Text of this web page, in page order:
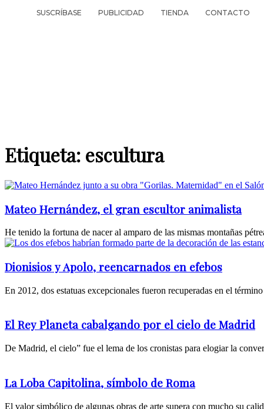
SUSCRÍBASE PUBLICIDAD TIENDA CONTACTO
Etiqueta: escultura
Mateo Hernández, el gran escultor animalista
He tenido la fortuna de nacer al amparo de las mismas montañas
Dionisios y Apolo, reencarnados en efebos
En 2012, dos estatuas excepcionales fueron recuperadas en el
El Rey Planeta cabalgando por el cielo de Madrid
De Madrid, el cielo” fue el lema de los cronistas para elogiar la
La Loba Capitolina, símbolo de Roma
El valor simbólico de algunas obras de arte supera con mucho su